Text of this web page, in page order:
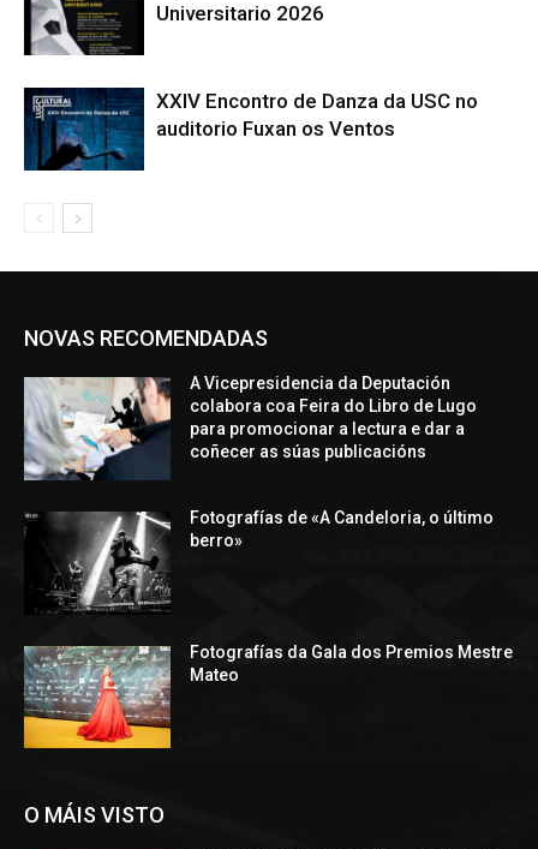
Universitario 2026
XXIV Encontro de Danza da USC no
auditorio Fuxan os Ventos
NOVAS RECOMENDADAS
A Vicepresidencia da Deputación
colabora coa Feira do Libro de Lugo
para promocionar a lectura e dar a
coñecer as súas publicacións
Fotografías de «A Candeloria, o último
berro»
Fotografías da Gala dos Premios Mestre
Mateo
O MÁIS VISTO